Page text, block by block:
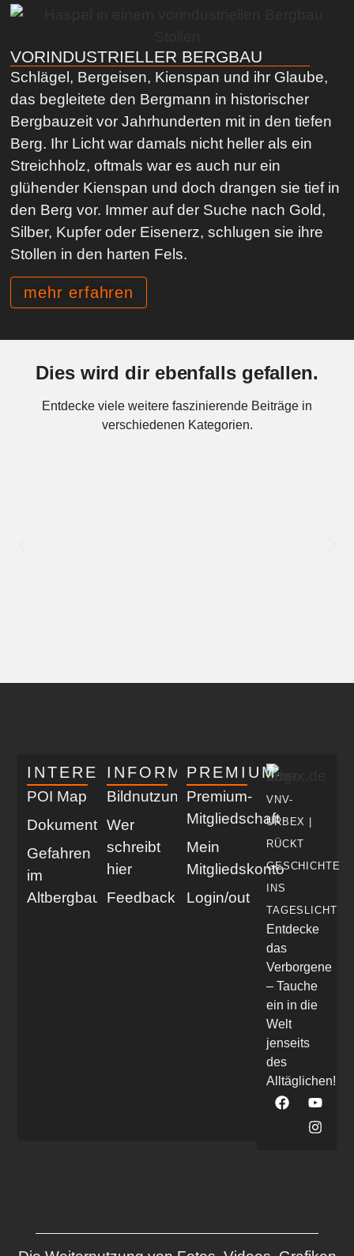
VORINDUSTRIELLER BERGBAU
Schlägel, Bergeisen, Kienspan und ihr Glaube,
das begleitete den Bergmann in historischer
Bergbauzeit vor Jahrhunderten mit in den tiefen
Berg. Ihr Licht war damals nicht heller als ein
Streichholz, oftmals war es auch nur ein
glühender Kienspan und doch drangen sie tief in
den Berg vor. Immer auf der Suche nach Gold,
Silber, Kupfer oder Eisenerz, schlugen sie ihre
Stollen in den harten Fels.
mehr erfahren
Dies wird dir ebenfalls gefallen.
Entdecke viele weitere faszinierende Beiträge in
verschiedenen Kategorien.
VNV-
URBEX |
RÜCKT
GESCHICHTE
INS
TAGESLICHT
Entdecke
das
Verborgene
– Tauche
ein in die
Welt
jenseits
des
Alltäglichen!
INTERESSANT
POI Map
Dokumentationen
Gefahren
im
Altbergbau
INFORMATIV
Bildnutzung
Wer
schreibt
hier
Feedback
PREMIUM
Premium-
Mitgliedschaft
Mein
Mitgliedskonto
Login/out